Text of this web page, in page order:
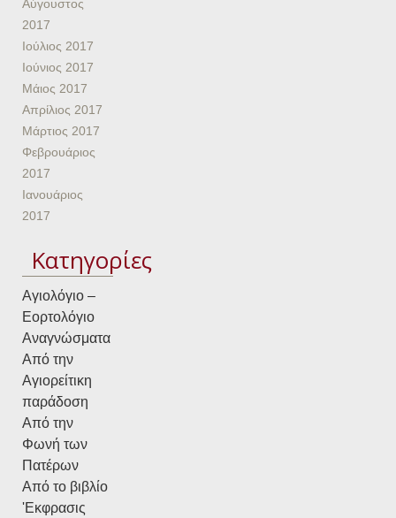
Αύγουστος
2017
Ιούλιος 2017
Ιούνιος 2017
Μάιος 2017
Απρίλιος 2017
Μάρτιος 2017
Φεβρουάριος
2017
Ιανουάριος
2017
Kατηγορίες
Αγιολόγιο –
Εορτολόγιο
Αναγνώσματα
Από την
Αγιορείτικη
παράδοση
Από την
Φωνή των
Πατέρων
Από το βιβλίο
'Εκφρασις